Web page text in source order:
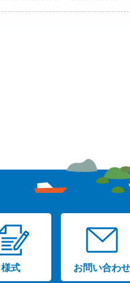
様式 お問い合わせ